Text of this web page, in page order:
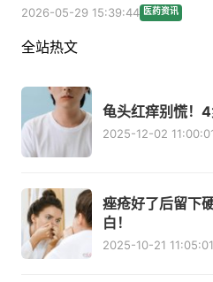
2026-05-29 15:39:44 医药资讯
全站热文
龟头红痒别慌！
2025-12-02
痤疮好了后留下
白！
2025-10-21 11:05:01